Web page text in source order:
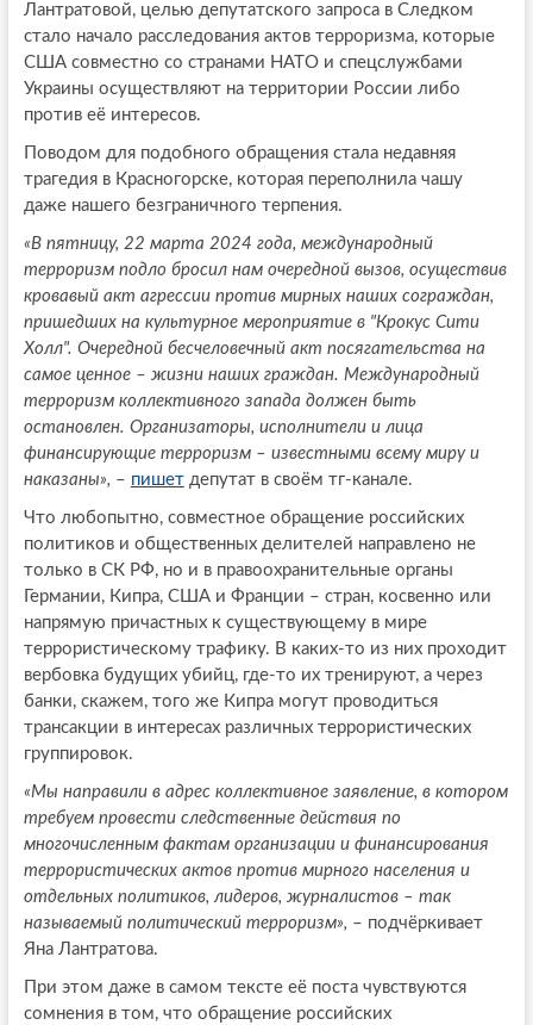
Лантратовой, целью депутатского запроса в Следком
стало начало расследования актов терроризма, которые
США совместно со странами НАТО и спецслужбами
Украины осуществляют на территории России либо
против её интересов.
Поводом для подобного обращения стала недавняя
трагедия в Красногорске, которая переполнила чашу
даже нашего безграничного терпения.
«В пятницу, 22 марта 2024 года, международный
терроризм подло бросил нам очередной вызов, осуществив
кровавый акт агрессии против мирных наших сограждан,
пришедших на культурное мероприятие в "Крокус Сити
Холл". Очередной бесчеловечный акт посягательства на
самое ценное – жизни наших граждан. Международный
терроризм коллективного запада должен быть
остановлен. Организаторы, исполнители и лица
финансирующие терроризм – известными всему миру и
наказаны», – пишетдепутат в своём тг-канале.
Что любопытно, совместное обращение российских
политиков и общественных делителей направлено не
только в СК РФ, но и в правоохранительные органы
Германии, Кипра, США и Франции – стран, косвенно или
напрямую причастных к существующему в мире
террористическому трафику. В каких-то из них проходит
вербовка будущих убийц, где-то их тренируют, а через
банки, скажем, того же Кипра могут проводиться
трансакции в интересах различных террористических
группировок.
«Мы направили в адрес коллективное заявление, в котором
требуем провести следственные действия по
многочисленным фактам организации и финансирования
террористических актов против мирного населения и
отдельных политиков, лидеров, журналистов – так
называемый политический терроризм», – подчёркивает
Яна Лантратова.
При этом даже в самом тексте её поста чувствуются
сомнения в том, что обращение российских